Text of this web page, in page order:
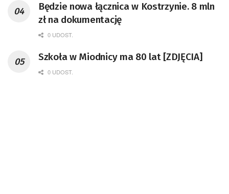
Będzie nowa łącznica w Kostrzynie. 8 mln
zł na dokumentację
0 UDOST.
Szkoła w Miodnicy ma 80 lat [ZDJĘCIA]
0 UDOST.